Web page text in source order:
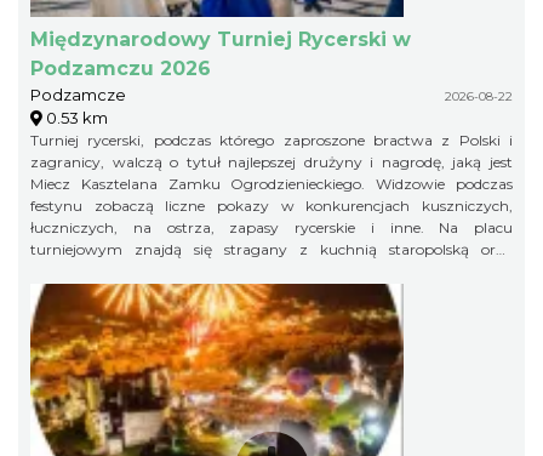
Międzynarodowy Turniej Rycerski w
Podzamczu 2026
Podzamcze 2026-08-22
0.53 km
Turniej rycerski, podczas którego zaproszone bractwa z Polski i
zagranicy, walczą o tytuł najlepszej drużyny i nagrodę, jaką jest
Miecz Kasztelana Zamku Ogrodzienieckiego. Widzowie podczas
festynu zobaczą liczne pokazy w konkurencjach kuszniczych,
łuczniczych, na ostrza, zapasy rycerskie i inne. Na placu
turniejowym znajdą się stragany z kuchnią staropolską oraz